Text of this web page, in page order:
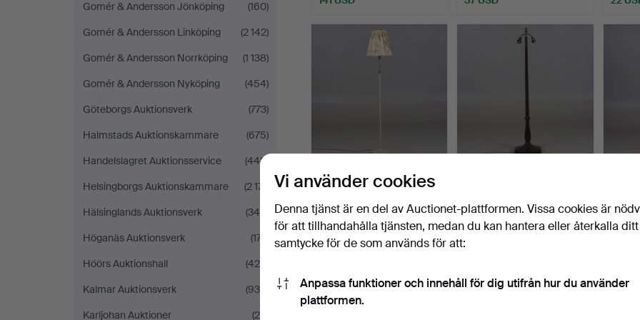
Gomér & Andersson Jönköping
(160)
Gomér & Andersson Linköping
(2 142)
Gomér & Andersson Norrköping
(1 138)
Gomér & Andersson Nyköping
(454)
Göteborgs Auktionsverk
(773)
Halmstads Auktionskammare
(675)
Handelslagret Auktionsservice
(448)
Helsingborgs Auktionskammare
(2 171)
Hälsinglands Auktionsverk
(345)
Höganäs Auktionsverk
(177)
Höörs Auktionshall
(424)
Kalmar Auktionsverk
(930)
Karljohan Auktioner
(20)
GOLVLAMPA. Mässing och
vitlackerad metall,…
Klubbades 11 maj 2026
1 bud
53 USD
2…
Klubbades 4 maj 2026
1 bud
6 bud
Vi använder cookies
Denna tjänst är en del av Auctionet-plattformen. Vissa cookies är
för att tillhandahålla tjänsten, medan du kan hantera eller återkalla ditt
samtycke för de som används för att:
Anpassa funktioner och innehåll för dig utifrån hur du använder
plattformen.